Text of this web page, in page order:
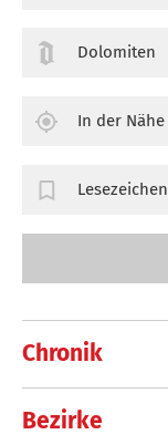
Chronik
Bezirke
Dolomiten
In der Nähe
Lesezeichen